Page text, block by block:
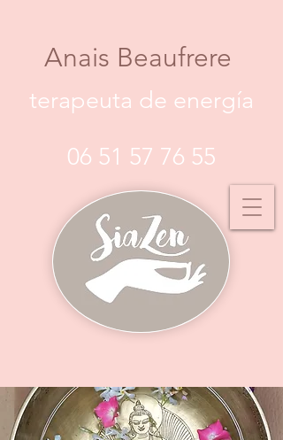
Anais Beaufrere
terapeuta de energía
06 51 57 76 55